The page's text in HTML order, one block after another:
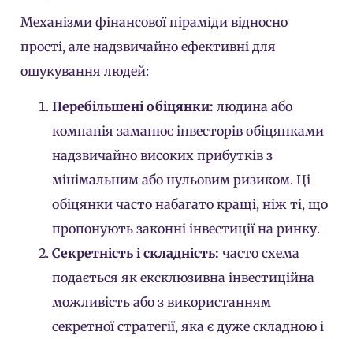
Механізми фінансової піраміди відносно
прості, але надзвичайно ефективні для
ошукування людей:
Перебільшені обіцянки: людина або
компанія заманює інвесторів обіцянками
надзвичайно високих прибутків з
мінімальним або нульовим ризиком. Ці
обіцянки часто набагато кращі, ніж ті, що
пропонують законні інвестиції на ринку.
Секретність і складність: часто схема
подається як ексклюзивна інвестиційна
можливість або з використанням
секретної стратегії, яка є дуже складною і